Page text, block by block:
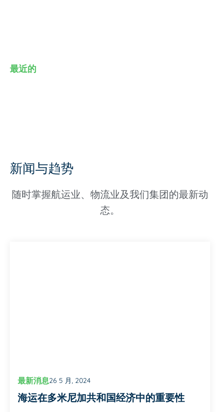
最近的
新闻与趋势
随时掌握航运业、物流业及我们集团的最新动
态。
最新消息26 5 月, 2024
海运在多米尼加共和国经济中的重要性